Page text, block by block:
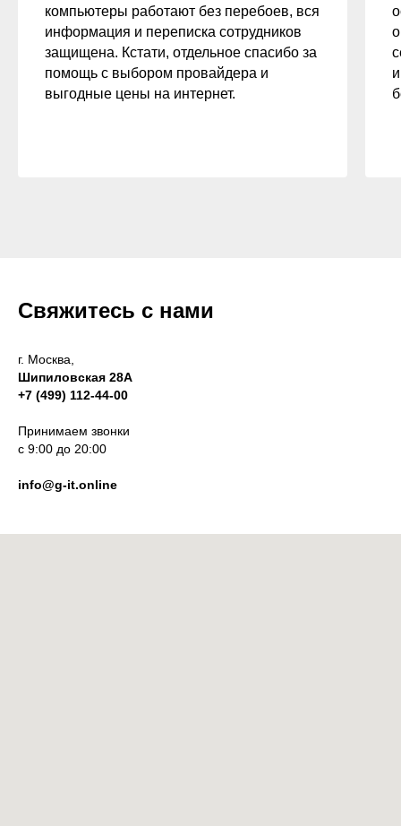
компьютеры работают без перебоев, вся
информация и переписка сотрудников
защищена. Кстати, отдельное спасибо за
помощь с выбором провайдера и
выгодные цены на интернет.
Свяжитесь с нами
г. Москва,
Шипиловская 28А
+7 (499) 112-44-00
Принимаем звонки
с 9:00 до 20:00
info@g-it.online